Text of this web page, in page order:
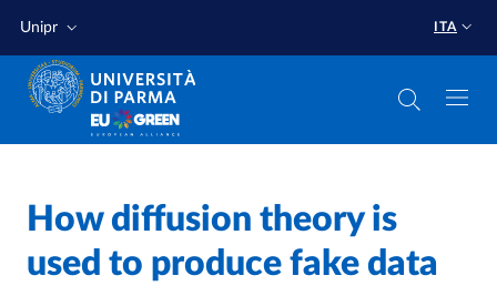
Unipr ITA
How diffusion theory is
used to produce fake data